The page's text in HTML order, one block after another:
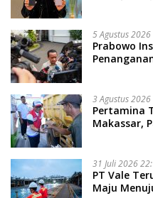
5 Agustus
Prabowo
3 Agustus
Pertamina
Makassar,
31 Juli 2026
PT Vale
Maju